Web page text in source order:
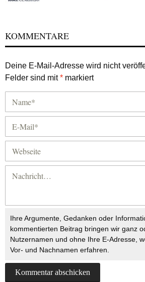
KOMMENTARE
Deine E-Mail-Adresse wird nicht
Felder sind mit* markiert
Ihre Argumente, Gedanken oder
kommentierten Beitrag bringen wir ganz
Nutzernamen und ohne Ihre E-Adresse,
Vor- und Nachnamen erfahren.